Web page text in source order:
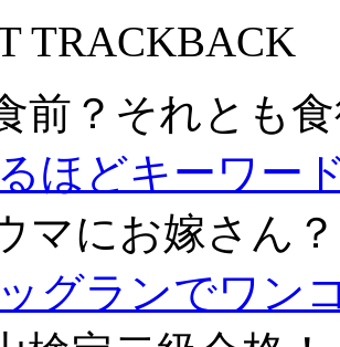
TRACKBACK
前？それとも
ほどキーワー
マにお嫁さん？
ッグランでワン